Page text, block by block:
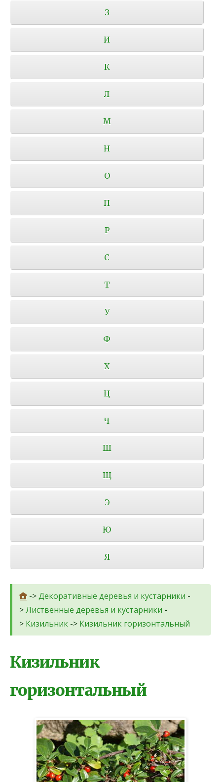
З
И
К
Л
М
Н
О
П
Р
С
Т
У
Ф
Х
Ц
Ч
Ш
Щ
Э
Ю
Я
->Декоративные деревья и кустарники -
>Лиственные деревья и кустарники -
> Кизильник -> Кизильник горизонтальный
Кизильник
горизонтальный